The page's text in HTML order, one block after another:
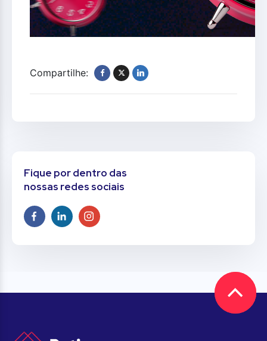
Compartilhe:
Fique por dentro das
nossas redes sociais